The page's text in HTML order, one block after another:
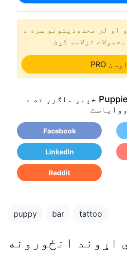
او لږ محدودیتونو سره د
ترلاسه کړئ
PRO اوسئ
خپلو ملګرو ته د PuppiesAI.com په اړه
ووایاست
Facebook
LinkedIn
Reddit
puppy bar tattoo
اړوند انځورونه
puppy in the park
playing with other